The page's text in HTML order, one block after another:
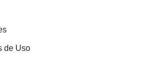
de Uso